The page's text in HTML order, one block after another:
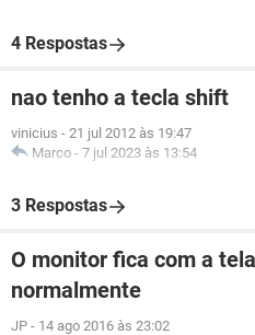
4 Respostas
nao tenho a tecla shift
vinicius - 21 jul 2012 às 19:47
Marco - 7 jul 2023 às 13:54
3 Respostas
O monitor fica com a
normalmente
JP - 14 ago 2016 às 23:02